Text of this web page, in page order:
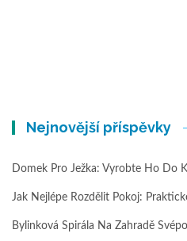
Nejnovější příspěvky
Domek Pro Ježka: Vyrobte Ho Do
Jak Nejlépe Rozdělit Pokoj:
Bylinková Spirála Na Zahradě